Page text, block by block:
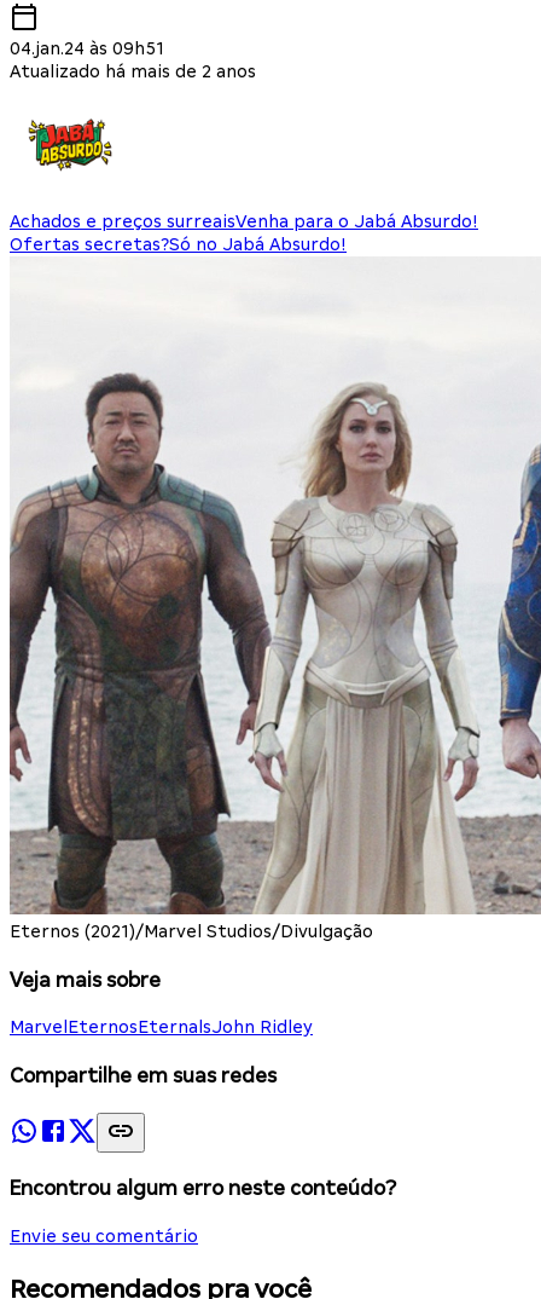
04.jan.24 às 09h51
Atualizado há mais de 2 anos
Achados e preços surreaisVenha para o Jabá Absurdo!
Ofertas secretas?Só no Jabá Absurdo!
Eternos (2021)/Marvel Studios/Divulgação
Veja mais sobre
Marvel EternosEternalsJohn Ridley
Compartilhe em suas redes
Encontrou algum erro neste conteúdo?
Envie seu comentário
Recomendados pra você